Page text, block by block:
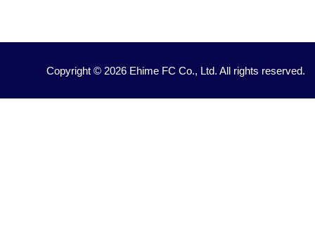
Copyright © 2026 Ehime FC Co., Ltd. All rights reserved.